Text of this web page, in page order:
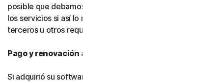
posible que debamos modificar funciones del software y
los servicios si así lo requieren plataformas y software de
terceros u otros requisitos fuera de nuestro control.
Pago y renovación automática
Si adquirió su software directamente con nosotros y no a